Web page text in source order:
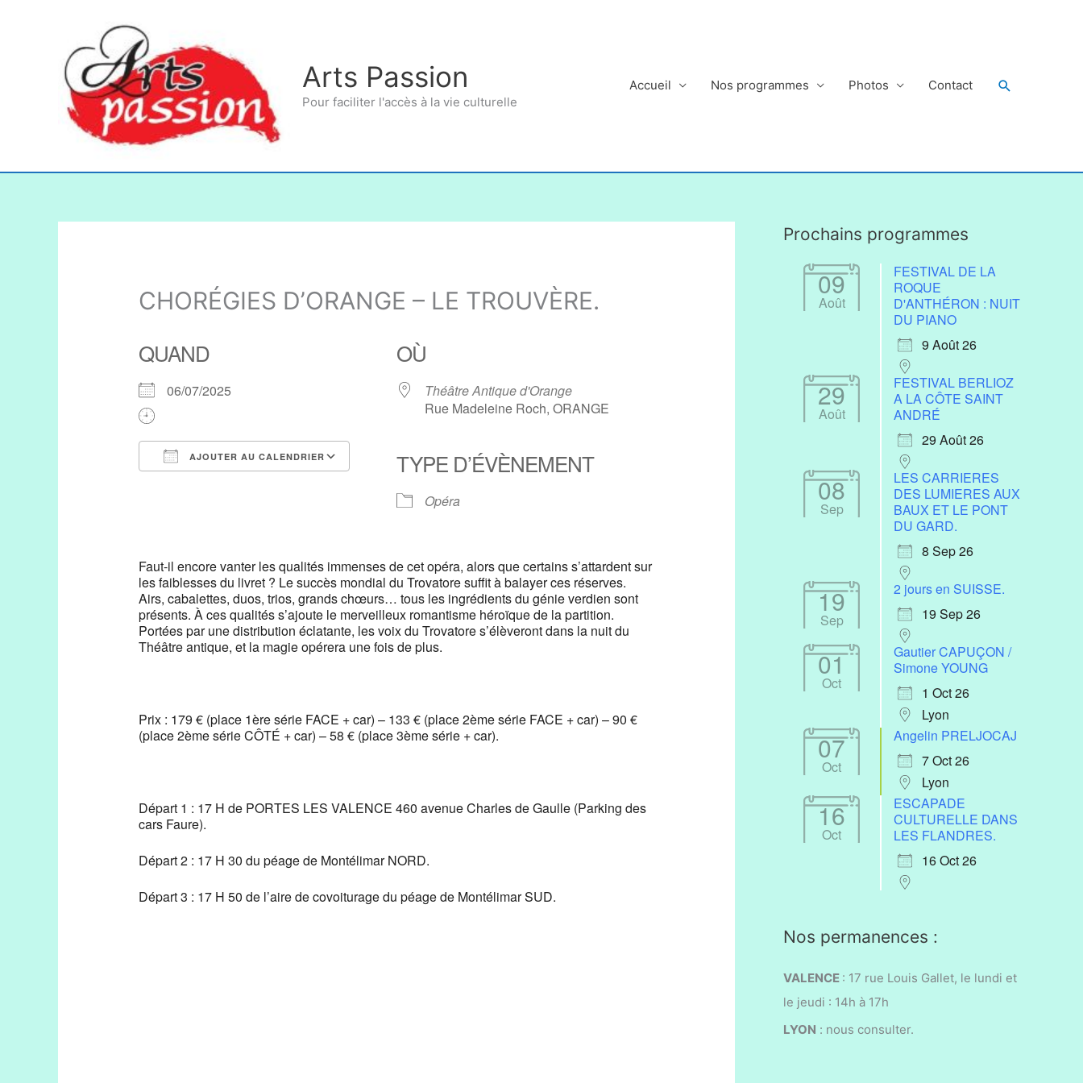
Arts Passion
Pour faciliter l'accès à la vie culturelle
Accueil Nos programmes Photos Contact Rechercher
CHORÉGIES D’ORANGE – LE TROUVÈRE.
QUAND
06/07/2025
AJOUTER AU CALENDRIER
Office 365 Outlook Live
OÙ
Théâtre Antique d'Orange
Rue Madeleine Roch, ORANGE
TYPE D’ÉVÈNEMENT
Opéra
Faut-il encore vanter les qualités immenses de cet opéra, alors que certains s’attardent sur
les faiblesses du livret ? Le succès mondial du Trovatore suffit à balayer ces réserves.
Airs, cabalettes, duos, trios, grands chœurs… tous les ingrédients du génie verdien sont
présents. À ces qualités s’ajoute le merveilleux romantisme héroïque de la partition.
Portées par une distribution éclatante, les voix du Trovatore s’élèveront dans la nuit du
Théâtre antique, et la magie opérera une fois de plus.
Prix : 179 € (place 1ère série FACE + car) – 133 € (place 2ème série FACE + car) – 90 €
(place 2ème série CÔTÉ + car) – 58 € (place 3ème série + car).
Départ 1 : 17 H de PORTES LES VALENCE 460 avenue Charles de Gaulle (Parking des
cars Faure).
Départ 2 : 17 H 30 du péage de Montélimar NORD.
Départ 3 : 17 H 50 de l’aire de covoiturage du péage de Montélimar SUD.
Prochains programmes
09
Août
FESTIVAL DE LA
ROQUE
D'ANTHÉRON : NUIT
DU PIANO
9 Août 26
29
Août
FESTIVAL BERLIOZ
A LA CÔTE SAINT
ANDRÉ
29 Août 26
08
Sep
LES CARRIERES
DES LUMIERES AUX
BAUX ET LE PONT
DU GARD.
8 Sep 26
19
Sep
2 jours en SUISSE.
19 Sep 26
01
Oct
Gautier CAPUÇON /
Simone YOUNG
1 Oct 26
Lyon
07
Oct
Angelin PRELJOCAJ
7 Oct 26
Lyon
16
Oct
ESCAPADE
CULTURELLE DANS
LES FLANDRES.
16 Oct 26
Nos permanences :
VALENCE : 17 rue Louis Gallet, le lundi et
le jeudi : 14h à 17h
LYON : nous consulter.